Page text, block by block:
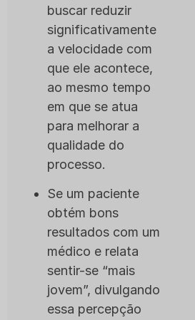
buscar reduzir
significativamente
a velocidade com
que ele acontece,
ao mesmo tempo
em que se atua
para melhorar a
qualidade do
processo.
Se um paciente
obtém bons
resultados com um
médico e relata
sentir-se “mais
jovem”, divulgando
essa percepção